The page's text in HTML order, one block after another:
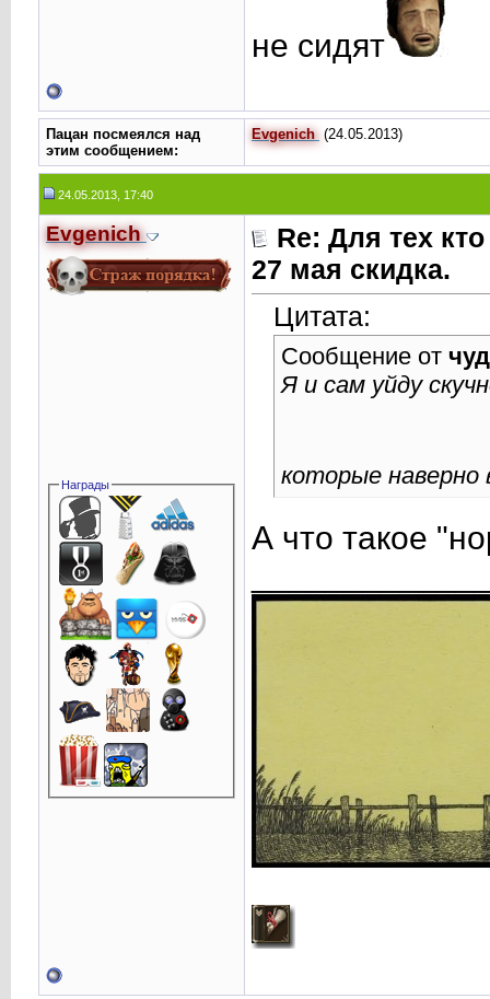
не сидят
Пацан посмеялся над
этим сообщением:
Evgenich (24.05.2013)
24.05.2013, 17:40
Evgenich
Награды
Re: Для тех
27 мая скидка.
Цитата:
Сообщение от
Я и сам уйду
которые
А что такое